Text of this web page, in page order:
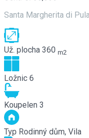
Santa Margherita di
Už. plocha 360 m2
Ložnic 6
Koupelen 3
Typ Rodinný dům, Vila